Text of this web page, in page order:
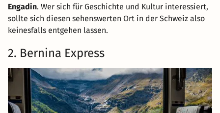
Engadin. Wer sich für Geschichte und Kultur interessiert,
sollte sich diesen sehenswerten Ort in der Schweiz also
keinesfalls entgehen lassen.
2. Bernina Express